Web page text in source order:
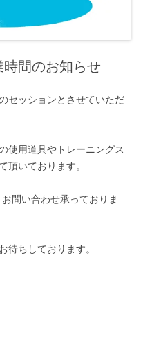
間のお知らせ
セッションとさせていただ
使用道具やトレーニングス
頂いております。
問い合わせ承っておりま
待ちしております。